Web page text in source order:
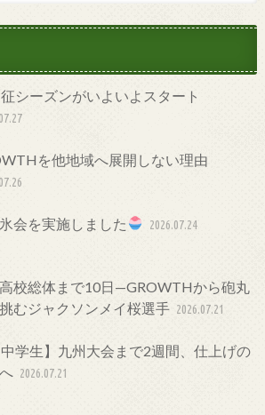
シーズンがいよいよスタート
を他地域へ展開しない理由
会を実施しました 2026.07.24
校総体まで10日—GROWTHから砲丸
むジャクソンメイ桜選手 2026.07.21
中学生】九州大会まで2週間、仕上げの
2026.07.21